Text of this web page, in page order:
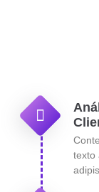
texto